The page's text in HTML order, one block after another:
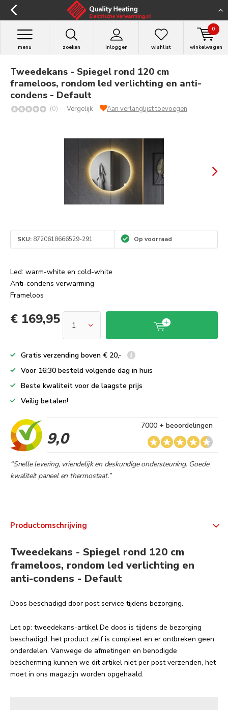
zoeken inloggen
menu wishlist winkelwagen
0
Tweedekans - Spiegel rond 120 cm
frameloos, rondom led verlichting en anti-
condens - Default
(0) Vergelijk Aan verlanglijst toevoegen
SKU: 8720618666529-291 Op voorraad
Led: warm-white en cold-white
Anti-condens verwarming
Frameloos
€ 169,95
Gratis verzending boven € 20,-
Voor 16:30 besteld volgende dag in huis
Beste kwaliteit voor de laagste prijs
Veilig betalen!
9,0
7000 + beoordelingen
“Snelle levering, vriendelijk en deskundige ondersteuning. Goede
kwaliteit paneel en thermostaat.”
Productomschrijving
Tweedekans - Spiegel rond 120 cm
frameloos, rondom led verlichting en
anti-condens - Default
Doos beschadigd door post service tijdens bezorging.
Let op: tweedekans-artikel De doos is tijdens de bezorging
beschadigd; het product zelf is compleet en er ontbreken geen
onderdelen. Vanwege de afmetingen en benodigde
bescherming kunnen we dit artikel niet per post verzenden, het
moet in ons magazijn worden opgehaald.